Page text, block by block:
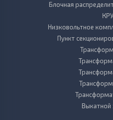
Блочная
Низковольтное
Пункт
Выкатной